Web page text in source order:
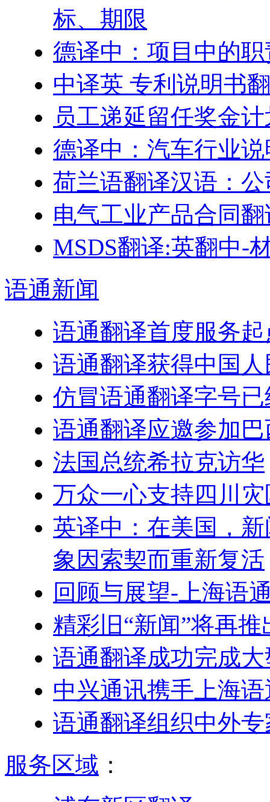
标、期限
德译中：项目中的
中译英 专利说明书
员工递延留任奖金计
德译中：汽车行业
荷兰语翻译汉语：
电气工业产品合同
MSDS翻译:英翻中-
语通新闻
语通翻译首度服务
语通翻译获得中国
仿冒语通翻译字号
语通翻译应邀参加
法国总统希拉克访华
万众一心支持四川
英译中：在美国，
象因索契而重新复活
回顾与展望-上海语
精彩旧“新闻”将再推
语通翻译成功完成
中兴通讯携手上海
语通翻译组织中外
服务区域 ：